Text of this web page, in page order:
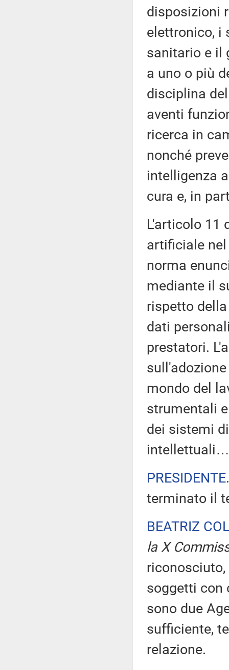
disposizioni
elettronico, i
sanitario e il
a uno o più
disciplina
aventi
ricerca in
nonché
intelligenza
cura e, in
L'articolo 11
artificiale
norma
mediante il
rispetto
dati
prestatori.
mondo del
strumentali
dei sistemi
intellettuali…
PRESIDENTE
terminato il
BEATRIZ
la X
soggetti con
sono due
sufficiente,
relazione.